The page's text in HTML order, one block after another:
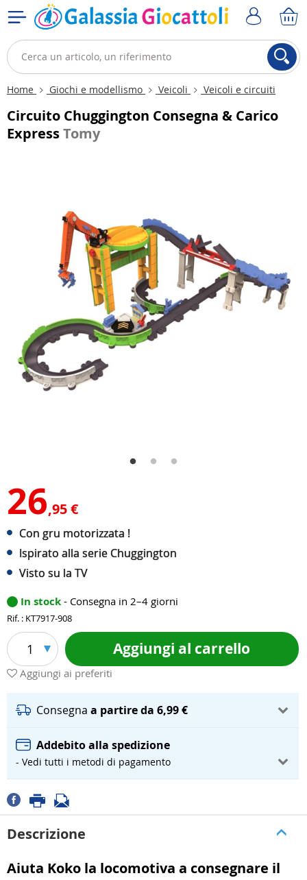
Home Giochi e modellismo Veicoli Veicoli e circuiti
Circuito Chuggington Consegna & Carico
ExpressTomy
26,95 €
Con gru motorizzata !
Ispirato alla serie Chuggington
Visto su la TV
In stock - Consegna in 2–4 giorni
Rif. : KT7917-908
1 Aggiungi al carrello
Aggiungi ai preferiti
Consegna a partire da 6,99 €
Addebito alla spedizione
- Vedi tutti i metodi di pagamento
Descrizione
Aiuta Koko la locomotiva a consegnare il